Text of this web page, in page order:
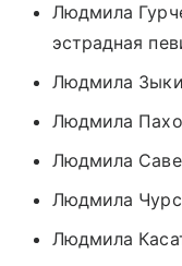
Людмила
эстрадная
Людмила
Людмила
Людмила
Людмила
Людмила